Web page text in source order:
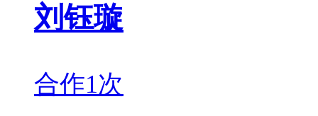
刘钰璇
合作1次